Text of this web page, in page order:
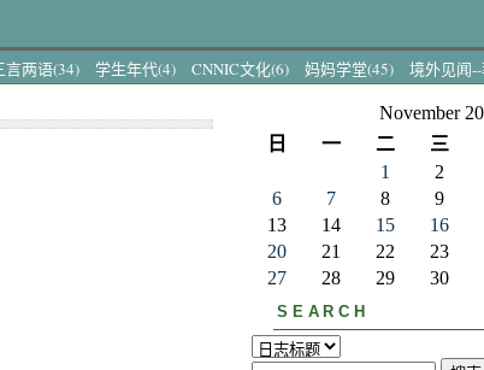
言两语(34) 学生年代(4) CNNIC文化(6) 妈妈学堂(45) 境外见闻
November
日
一 二 三
1
2
6
7 8 9
13
14 15 16
20
21 22 23
27
28 29 30
SEARCH